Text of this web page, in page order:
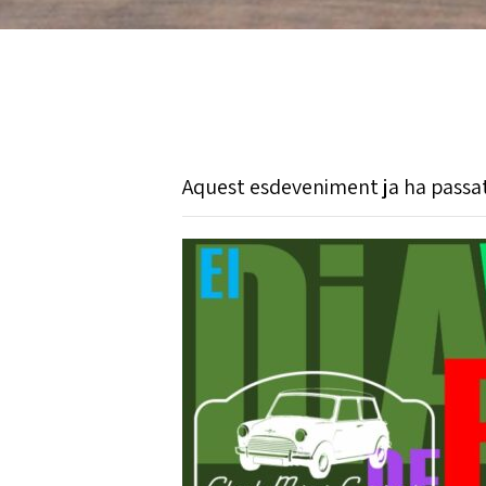
Aquest esdeveniment ja ha